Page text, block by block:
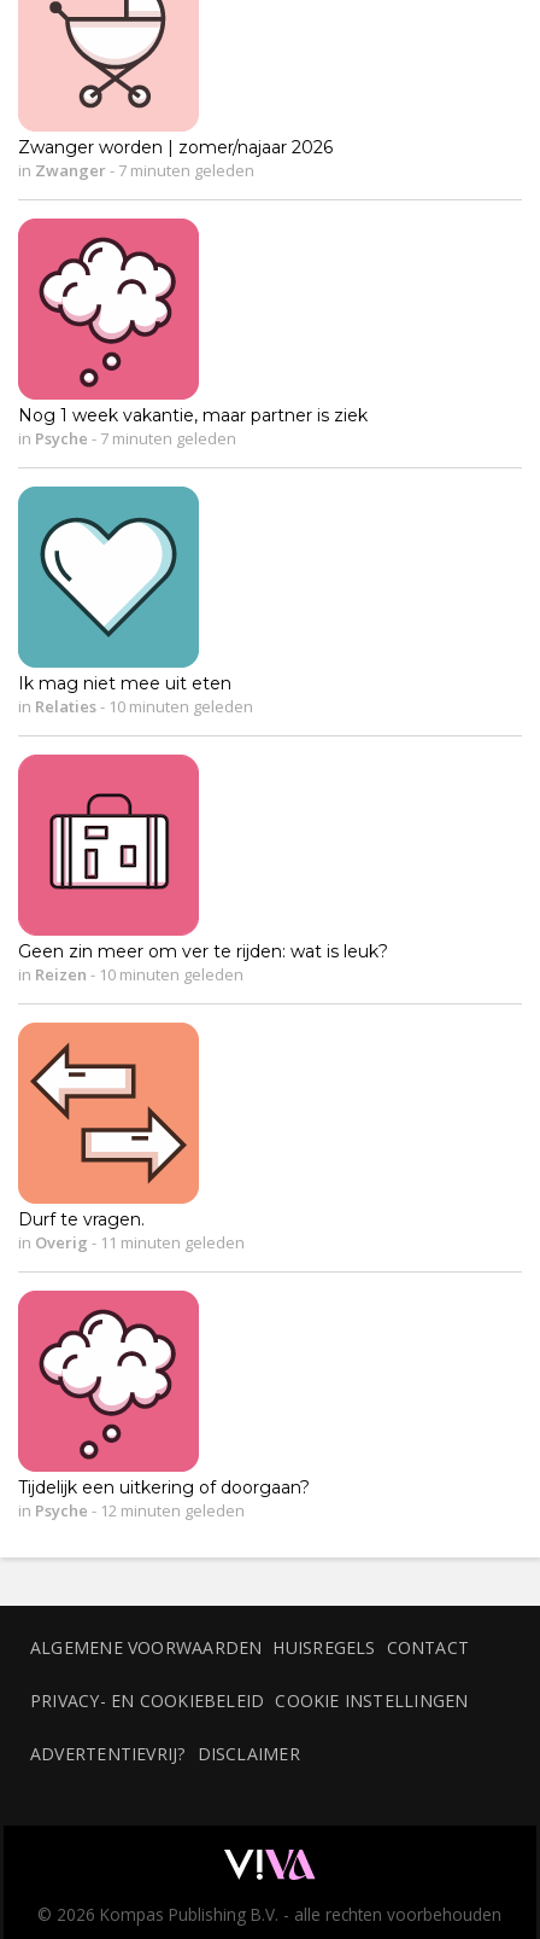
Zwanger worden | zomer/najaar 2026
in Zwanger- 7 minuten geleden
Nog 1 week vakantie, maar partner is ziek
in Psyche - 7 minuten geleden
Ik mag niet mee uit eten
in Relaties- 10 minuten geleden
Geen zin meer om ver te rijden: wat is leuk?
in Reizen - 10 minuten geleden
Durf te vragen.
in Overig - 11 minuten geleden
Tijdelijk een uitkering of doorgaan?
in Psyche - 12 minuten geleden
ALGEMENE VOORWAARDEN HUISREGELS CONTACT
PRIVACY- EN COOKIEBELEID COOKIE INSTELLINGEN
ADVERTENTIEVRIJ? DISCLAIMER
© 2026 Kompas Publishing B.V. - alle rechten voorbehouden